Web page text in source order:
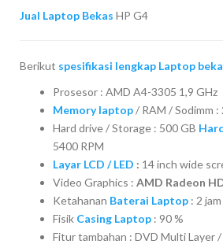
Jual Laptop Bekas HP G4
Berikut spesifikasi lengkap Laptop
Prosesor : AMD A4-3305 1,9 GHz
Memory laptop/ RAM / Sodimm :
Hard drive / Storage : 500 GB
5400 RPM
Layar LCD / LED : 14 inch wide
Video Graphics : AMD Radeon
Ketahanan Baterai Laptop : 2 jam
Fisik Casing Laptop : 90 %
Fitur tambahan : DVD Multi Layer